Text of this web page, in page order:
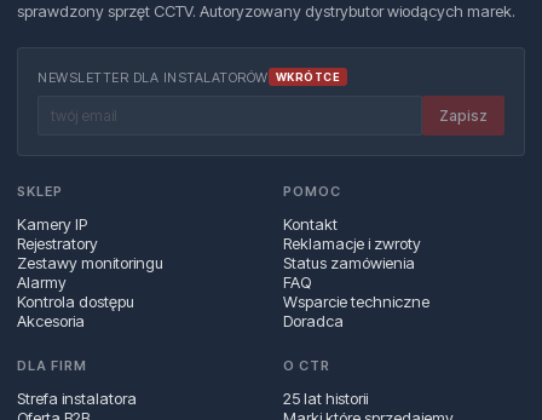
sprawdzony sprzęt CCTV. Autoryzowany dystrybutor wiodących marek.
NEWSLETTER DLA INSTALATORÓW WKRÓTCE
Zapisz
SKLEP
Kamery IP
Rejestratory
Zestawy monitoringu
Alarmy
Kontrola dostępu
Akcesoria
POMOC
Kontakt
Reklamacje i zwroty
Status zamówienia
FAQ
Wsparcie techniczne
Doradca
DLA FIRM
Strefa instalatora
O CTR
25 lat historii